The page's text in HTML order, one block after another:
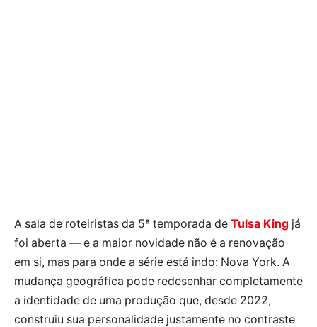
A sala de roteiristas da 5ª temporada de Tulsa King já
foi aberta — e a maior novidade não é a renovação
em si, mas para onde a série está indo: Nova York. A
mudança geográfica pode redesenhar completamente
a identidade de uma produção que, desde 2022,
construiu sua personalidade justamente no contraste